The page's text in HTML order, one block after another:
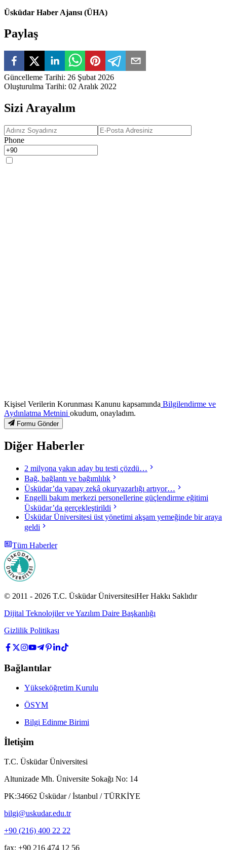
Üsküdar Haber Ajansı (ÜHA)
Paylaş
Güncelleme Tarihi: 26 Şubat 2026
Oluşturulma Tarihi: 02 Aralık 2022
Sizi Arayalım
Phone
Kişisel Verilerin Korunması Kanunu kapsamında Bilgilendirme ve
Aydınlatma Metnini okudum, onayladım.
Formu Gönder
Diğer Haberler
2 milyona yakın aday bu testi çözdü…
Bağ, bağlantı ve bağımlılık
Üsküdar’da yapay zekâ okuryazarlığı artıyor…
Engelli bakım merkezi personellerine güçlendirme eğitimi
Üsküdar’da gerçekleştirildi
Üsküdar Üniversitesi üst yönetimi akşam yemeğinde bir araya
geldi
Tüm Haberler
© 2011 - 2026 T.C. Üsküdar ÜniversitesiHer Hakkı Saklıdır
Dijital Teknolojiler ve Yazılım Daire Başkanlığı
Gizlilik Politikası
Bağlantılar
Yükseköğretim Kurulu
ÖSYM
Bilgi Edinme Birimi
İletişim
T.C. Üsküdar Üniversitesi
Altunizade Mh. Üniversite Sokağı No: 14
PK:34662 Üsküdar / İstanbul / TÜRKİYE
bilgi@uskudar.edu.tr
+90 (216) 400 22 22
fax: +90 216 474 12 56